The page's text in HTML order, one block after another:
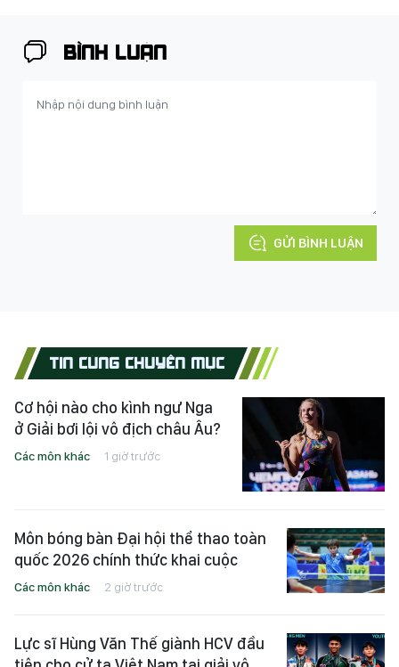
BÌNH LUẬN
GỬI BÌNH LUẬN
TIN CÙNG CHUYÊN MỤC
Cơ hội nào cho kình ngư Nga
ở Giải bơi lội vô địch châu Âu?
Các môn khác 1 giờ trước
Môn bóng bàn Đại hội thể thao toàn
quốc 2026 chính thức khai cuộc
Các môn khác 2 giờ trước
Lực sĩ Hùng Văn Thế giành HCV đầu